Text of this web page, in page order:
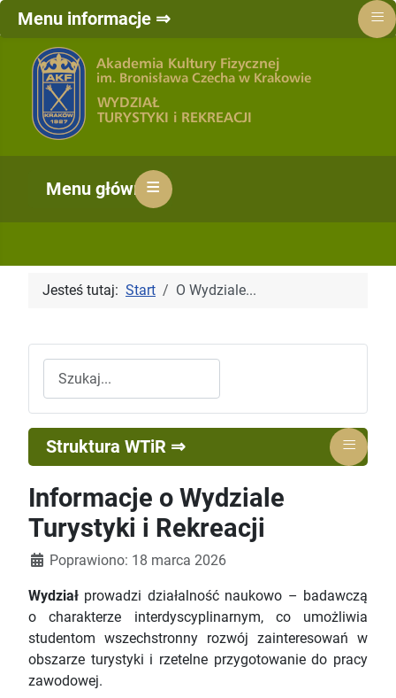
Menu główne ⇒
≡
Jesteś tutaj: Start O Wydziale...
Struktura WTiR ⇒ ≡
Informacje o Wydziale
Turystyki i Rekreacji
Szczegóły
Poprawiono: 18 marca 2026
Wydział prowadzi działalność naukowo – badawczą
o charakterze interdyscyplinarnym, co umożliwia
studentom wszechstronny rozwój zainteresowań w
obszarze turystyki i rzetelne przygotowanie do pracy
zawodowej.
Menu informacje ⇒ ≡